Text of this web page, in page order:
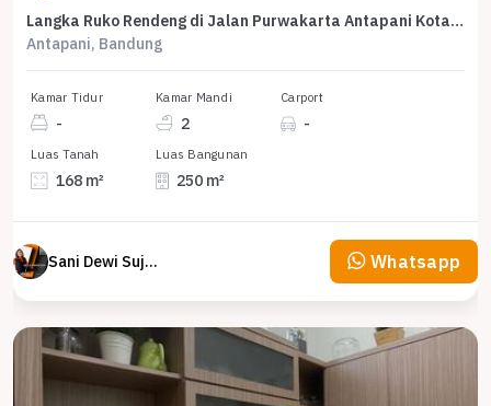
Langka Ruko Rendeng di Jalan Purwakarta Antapani Kota Bandung
Antapani, Bandung
Kamar Tidur
-
Kamar Mandi
2
Carport
-
Luas Tanah
168 m²
Luas Bangunan
250 m²
Sani Dewi Sujono Whatsapp